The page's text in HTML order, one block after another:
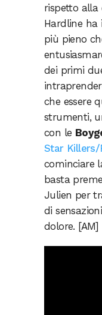
rispetto alla
Hardline ha
più pieno
dei primi
che essere
strumenti,
con le
Star
cominciare
basta
Julien per
di
dolore. [AM]